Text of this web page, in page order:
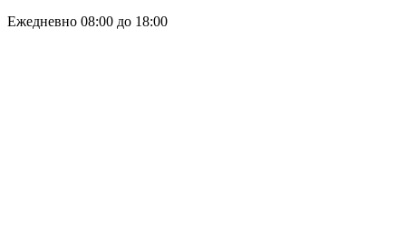
Ежедневно 08:00 до 18:00